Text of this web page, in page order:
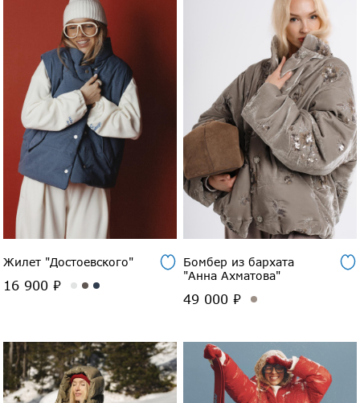
Жилет "Достоевского"
16 900 ₽
Бомбер из бархата
"Анна Ахматова"
49 000 ₽